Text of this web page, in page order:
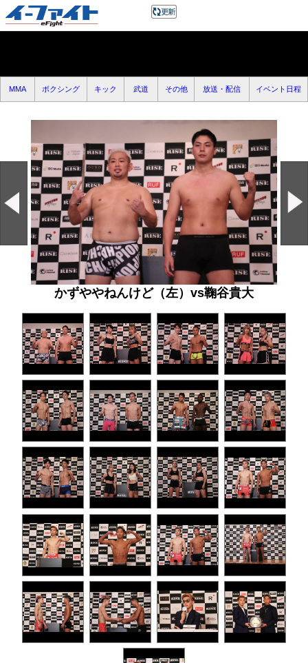
MMA ボクシング キック 武道 その他 放送・配信 イベント日程
かずややねんけど（左）vs鞠谷貴大